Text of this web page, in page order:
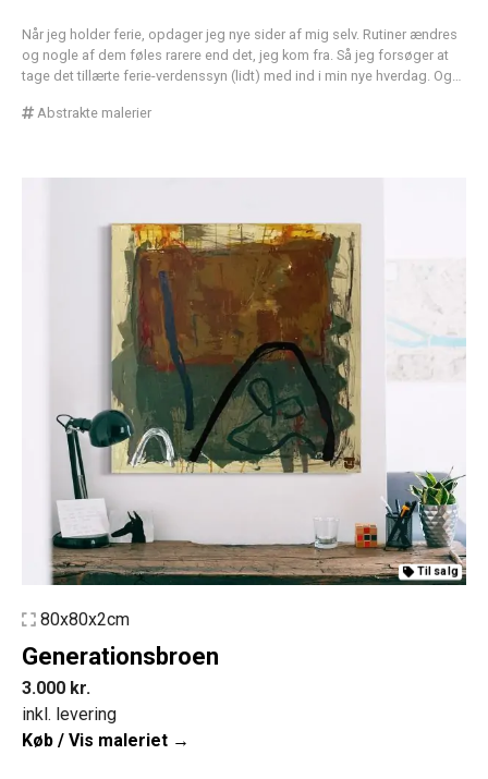
Når jeg holder ferie, opdager jeg nye sider af mig selv. Rutiner ændres
og nogle af dem føles rarere end det, jeg kom fra. Så jeg forsøger at
tage det tillærte ferie-verdenssyn (lidt) med ind i min nye hverdag. Og…
Abstrakte malerier
Til salg
80x80x2cm
Generationsbroen
3.000 kr.
inkl. levering
Køb / Vis maleriet →